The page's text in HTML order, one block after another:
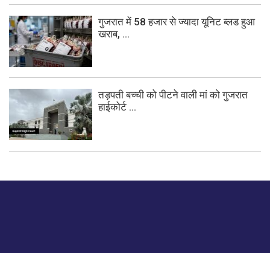
गुजरात में 58 हजार से ज्यादा यूनिट ब्लड हुआ
खराब, ...
तड़पती बच्ची को पीटने वाली मां को गुजरात
हाईकोर्ट ...